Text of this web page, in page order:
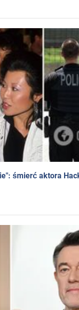
śmierć aktora